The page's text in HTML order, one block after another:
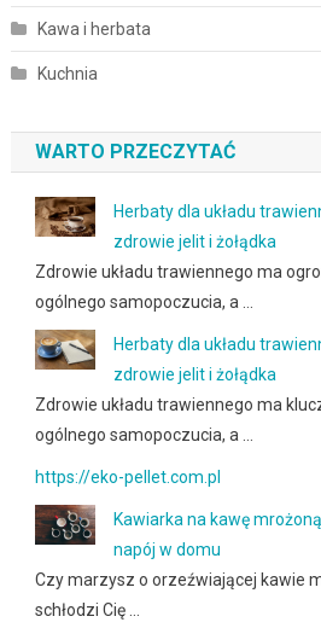
Kawa i herbata
Kuchnia
WARTO PRZECZYTAĆ
Herbaty dla układu
zdrowie jelit i żołądka
Zdrowie układu trawiennego ma
ogólnego samopoczucia, a …
Herbaty dla układu
zdrowie jelit i żołądka
Zdrowie układu trawiennego ma
ogólnego samopoczucia, a …
https://eko-pellet.com.pl
Kawiarka na kawę
napój w domu
Czy marzysz o orzeźwiającej kawie
schłodzi Cię …